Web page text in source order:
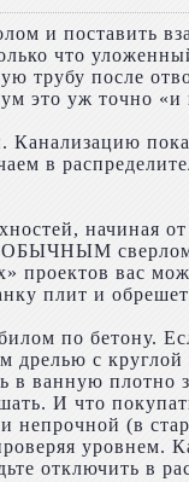
и поставить
что
трубу после
это уж точно
Канализацию
в
начиная
ОБЫЧНЫМ
проектов вас
плит и
по бетону.
с
в ванную
И что
непрочной (в
уровнем.
отключить в